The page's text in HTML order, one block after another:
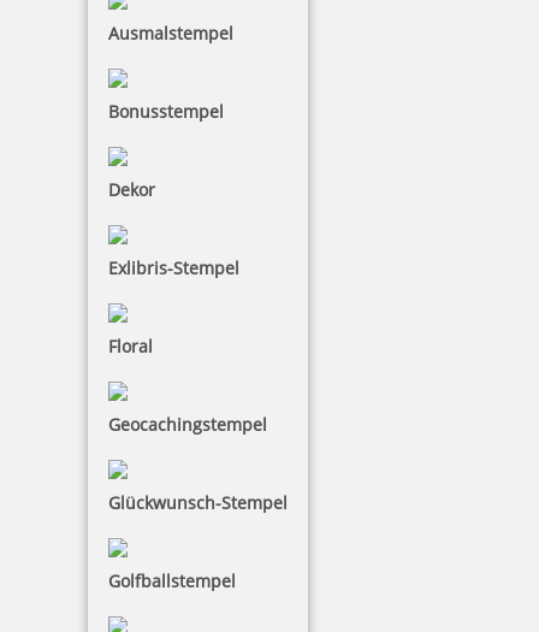
Ausmalstempel
Bonusstempel
Dekor
Exlibris-Stempel
Floral
Geocachingstempel
Glückwunsch-Stempel
Golfballstempel
Ein Datumsstempel ohne Text eignet sich sehr gut
für Dokumente, die Sie nur mit einem Datum
versehen möchten. Sie benötigen ein separates